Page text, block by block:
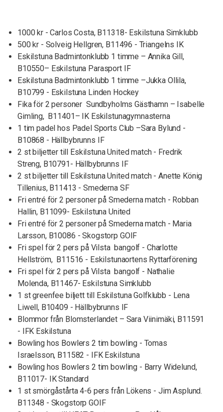
1000 kr - Carlos Costa, B11318- Eskilstuna Simklubb
500 kr - Solveig Hellgren, B11496 - Triangelns IK
Eskilstuna Badmintonklubb 1 timme – Annika Gill,
B10550– Eskilstuna Parasport IF
Eskilstuna Badmintonklubb 1 timme –Jukka Ollila,
B10799 - Eskilstuna Linden Hockey
Fika för 2 personer Sundbyholms Gästhamn – Isabelle
Gimling, B11401– IK Eskilstunagymnasterna
1 tim padel hos Padel Sports Club –Sara Bylund -
B10868 - Hällbybrunns IF
2 st biljetter till Eskilstuna United match - Fredrik
Streng, B10791- Hällbybrunns IF
2 st biljetter till Eskilstuna United match - Anette König
Tillenius, B11413 - Smederna SF
Fri entré för 2 personer på Smederna match - Robban
Hallin, B11099- Eskilstuna United
Fri entré för 2 personer på Smederna match - Maria
Larsson, B10086 - Skogstorp GOIF
Fri spel för 2 pers på Vilsta bangolf - Charlotte
Hellström, B11516 - Eskilstunaortens Ryttarförening
Fri spel för 2 pers på Vilsta bangolf - Nathalie
Molenda, B11467- Eskilstuna Simklubb
1 st greenfee biljett till Eskilstuna Golfklubb - Lena
Liwell, B10409 - Hällbybrunns IF
Blommor från Blomsterlandet – Sara Viinimäki, B11591
- IFK Eskilstuna
Bowling hos Bowlers 2 tim bowling - Tomas
Israelsson, B11582 - IFK Eskilstuna
Bowling hos Bowlers 2 tim bowling - Barry Widelund,
B11017- IK Standard
1 st smörgåstårta 4-6 pers från Lökens - Jim Asplund.
B11348 - Skogstorp GOIF